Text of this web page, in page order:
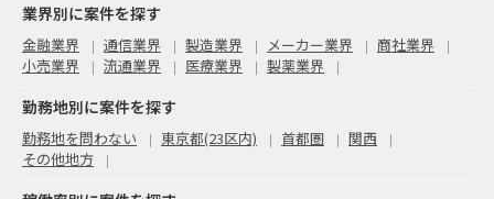
業界別に案件を探す
金融業界 通信業界 製造業界 メーカー業界
商社業界
小売業界
流通業界 医療業界 製薬業界
勤務地別に案件を探す
勤務地を問わない 東京都(23区内) 首都圏
関西
その他地方